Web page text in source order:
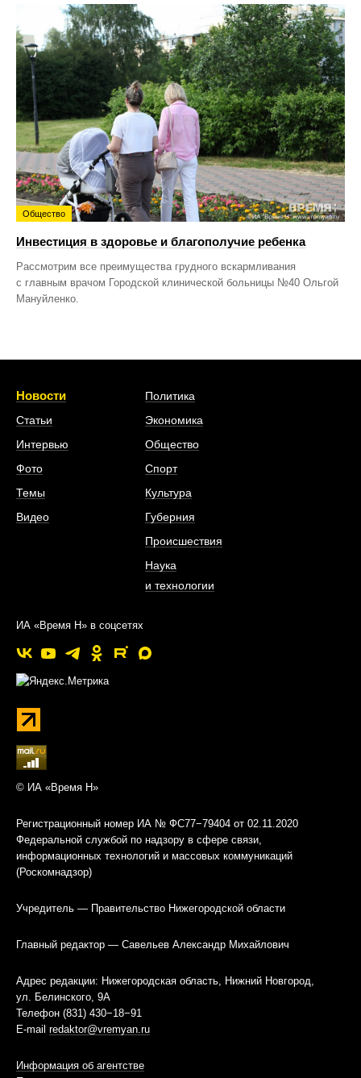
Общество
Инвестиция в здоровье и благополучие ребенка
Рассмотрим все преимущества грудного вскармливания
с главным врачом Городской клинической больницы №40 Ольгой
Мануйленко.
Новости
Статьи
Интервью
Фото
Темы
Видео
Политика
Экономика
Общество
Спорт
Культура
Губерния
Происшествия
Наука
и технологии
ИА «Время Н» в соцсетях
© ИА «Время Н»
Регистрационный номер ИА № ФС77−79404 от 02.11.2020
Федеральной службой по надзору в сфере связи,
информационных технологий и массовых коммуникаций
(Роскомнадзор)
Учредитель — Правительство Нижегородской области
Главный редактор — Савельев Александр Михайлович
Адрес редакции: Нижегородская область, Нижний Новгород,
ул. Белинского, 9А
Телефон (831) 430−18−91
E-mail redaktor@vremyan.ru
Информация об агентстве